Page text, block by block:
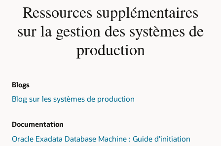
Ressources supplémentaires
sur la gestion des systèmes de
production
Blogs
Blog sur les systèmes de production
Documentation
Oracle Exadata Database Machine : Guide d'initiation